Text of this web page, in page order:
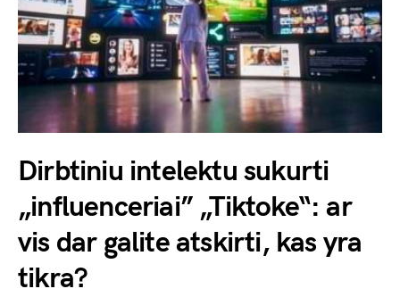
Dirbtiniu intelektu sukurti
„influenceriai” „Tiktoke“: ar
vis dar galite atskirti, kas yra
tikra?